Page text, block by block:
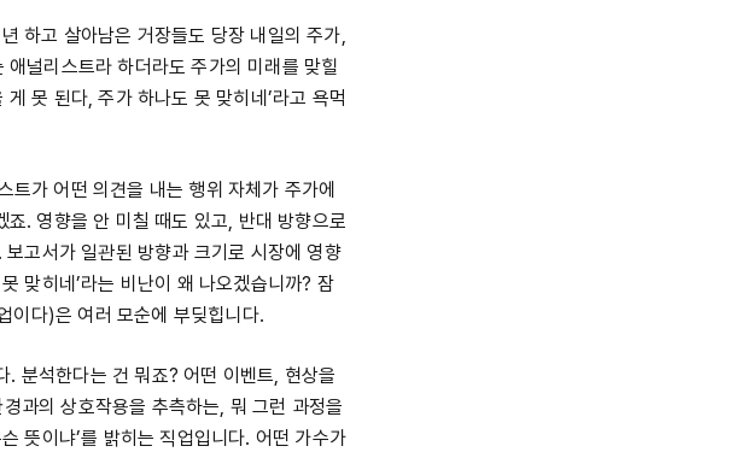
하고 살아남은 거장들도 당장 내일의 주가,
널리스트라 하더라도 주가의 미래를 맞힐
못 된다, 주가 하나도 못 맞히네’라고 욕먹
트가 어떤 의견을 내는 행위 자체가 주가에
. 영향을 안 미칠 때도 있고, 반대 방향으로
고서가 일관된 방향과 크기로 시장에 영향
맞히네’라는 비난이 왜 나오겠습니까? 잠
이다)은 여러 모순에 부딪힙니다.
분석한다는 건 뭐죠? 어떤 이벤트, 현상을
과의 상호작용을 추측하는, 뭐 그런 과정을
뜻이냐’를 밝히는 직업입니다. 어떤 가수가